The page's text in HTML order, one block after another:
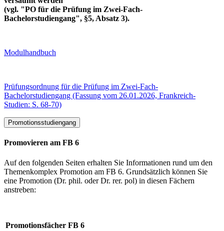
(vgl. "PO für die Prüfung im Zwei-Fach-
Bachelorstudiengang", §5, Absatz 3).
Modulhandbuch
Prüfungsordnung für die Prüfung im Zwei-Fach-
Bachelorstudiengang (Fassung vom 26.01.2026, Frankreich-
Studien: S. 68-70)
Promotionsstudiengang
Promovieren am FB 6
Auf den folgenden Seiten erhalten Sie Informationen rund um den
Themenkomplex Promotion am FB 6. Grundsätzlich können Sie
eine Promotion (Dr. phil. oder Dr. rer. pol) in diesen Fächern
anstreben:
Promotionsfächer FB 6